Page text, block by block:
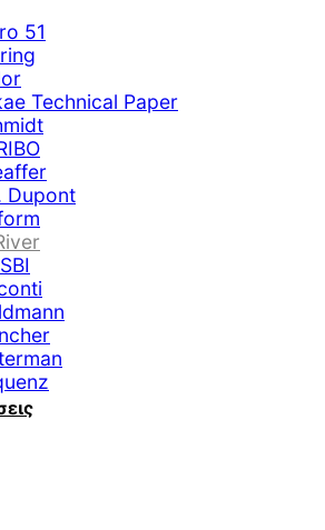
51
Technical Paper
Dupont